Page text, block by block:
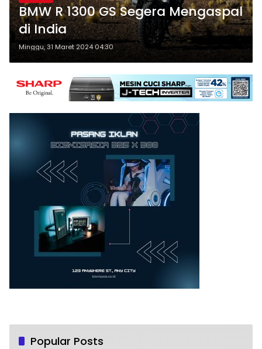
BMW R 1300 GS Segera Mengaspal
di India
Minggu, 31 Maret 2024 04:30
Popular Posts